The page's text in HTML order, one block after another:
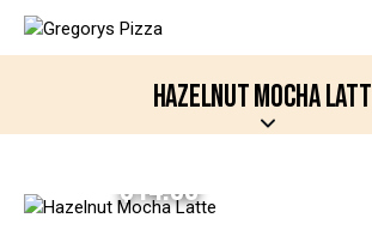
HAZELNUT MOCHA
$14.00